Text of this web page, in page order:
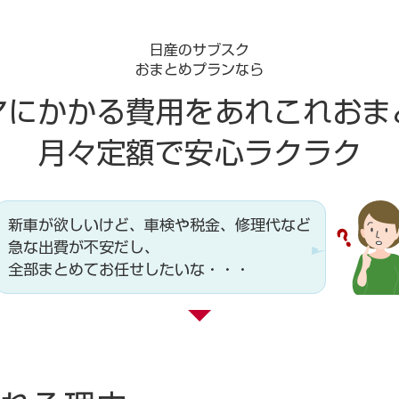
日産のサブスク
おまとめプランなら
にかかる費用をあれこれお
月々定額で安心ラクラク
新車が欲しいけど、車検や税金、修理代など
急な出費が不安だし、
全部まとめてお任せしたいな・・・